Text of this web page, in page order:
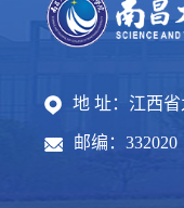
地 址：江西
邮编：332020